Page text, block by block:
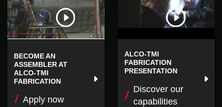
BECOME AN
ASSEMBLER AT
ALCO‑TMI
FABRICATION
Apply now
ALCO-TMI
FABRICATION
PRESENTATION
Discover our
capabilities